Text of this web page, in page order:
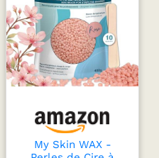
My Skin WAX -